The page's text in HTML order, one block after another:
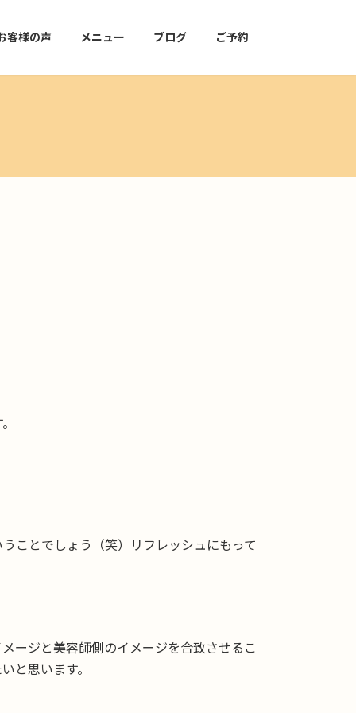
客様の声 メニュー ブログ ご予約
ことでしょう（笑）リフレッシュにもって
ージと美容師側のイメージを合致させるこ
と思います。